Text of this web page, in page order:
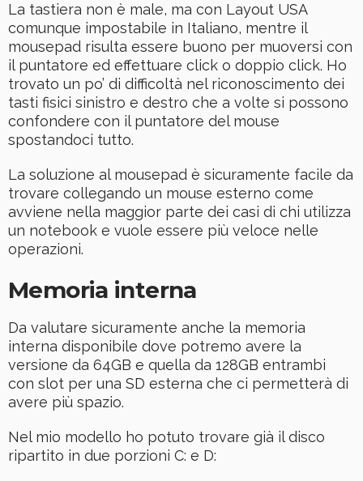
La tastiera non è male, ma con Layout USA
comunque impostabile in Italiano, mentre il
mousepad risulta essere buono per muoversi con
il puntatore ed effettuare click o doppio click. Ho
trovato un po’ di difficoltà nel riconoscimento dei
tasti fisici sinistro e destro che a volte si possono
confondere con il puntatore del mouse
spostandoci tutto.
La soluzione al mousepad è sicuramente facile da
trovare collegando un mouse esterno come
avviene nella maggior parte dei casi di chi utilizza
un notebook e vuole essere più veloce nelle
operazioni.
Memoria interna
Da valutare sicuramente anche la memoria
interna disponibile dove potremo avere la
versione da 64GB e quella da 128GB entrambi
con slot per una SD esterna che ci permetterà di
avere più spazio.
Nel mio modello ho potuto trovare già il disco
ripartito in due porzioni C: e D: